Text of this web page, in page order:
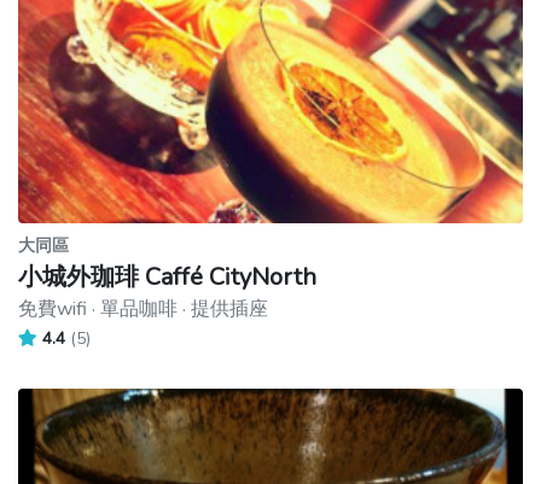
大同區
小城外珈琲 Caffé CityNorth
免費wifi · 單品咖啡 · 提供插座
4.4 (5)